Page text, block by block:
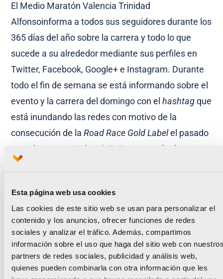
Esta página web usa cookies
Las cookies de este sitio web se usan para personalizar el
contenido y los anuncios, ofrecer funciones de redes
sociales y analizar el tráfico. Además, compartimos
información sobre el uso que haga del sitio web con
partners de redes sociales, publicidad y análisis web,
quienes pueden combinarla con otra información que les
El Medio Maratón Valencia Trinidad
Alfonsoinforma a todos sus seguidores durante los
365 días del año sobre la carrera y todo lo que
sucede a su alrededor mediante sus perfiles en
Twitter, Facebook, Google+ e Instagram. Durante
todo el fin de semana se está informando sobre el
evento y la carrera del domingo con elhashtagque
está inundando las redes con motivo de la
consecución de laRoad Race Gold Labelel pasado
mes de enero: #ValenciaEsOro. A través de esta
etiqueta, tanto los corredores como la propia
experiencia que envuelve la celebración de este
gran evento.
Síguenos en:
Facebook: